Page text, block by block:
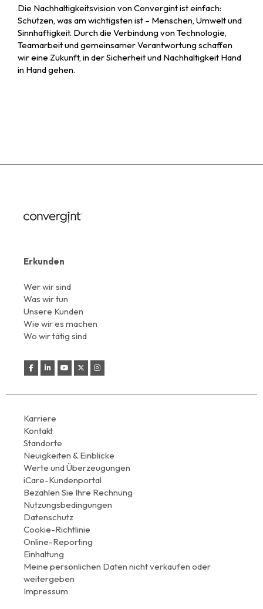
Die Nachhaltigkeitsvision von Convergint ist einfach:
Schützen, was am wichtigsten ist – Menschen, Umwelt und
Sinnhaftigkeit. Durch die Verbindung von Technologie,
Teamarbeit und gemeinsamer Verantwortung schaffen
wir eine Zukunft, in der Sicherheit und Nachhaltigkeit Hand
in Hand gehen.
Erkunden
Wer wir sind
Was wir tun
Unsere Kunden
Wie wir es machen
Wo wir tätig sind
Karriere
Kontakt
Standorte
Neuigkeiten & Einblicke
Werte und Überzeugungen
iCare-Kundenportal
Bezahlen Sie Ihre Rechnung
Nutzungsbedingungen
Datenschutz
Cookie-Richtlinie
Online-Reporting
Einhaltung
Meine persönlichen Daten nicht verkaufen oder
weitergeben
Impressum